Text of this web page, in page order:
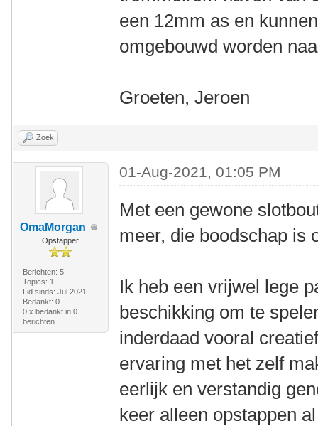
een 12mm as en
omgebouwd worden
Groeten, Jeroen
Zoek
OmaMorgan
Opstapper
Berichten: 5
Topics: 1
Lid sinds: Jul 2021
Bedankt: 0
0 x bedankt in 0
berichten
01-Aug-2021, 01:05 PM
Met een gewone
meer, die boodschap is
Ik heb een vrijwel lege
beschikking om te
inderdaad vooral
ervaring met het zelf
eerlijk en verstandig
keer alleen opstappen